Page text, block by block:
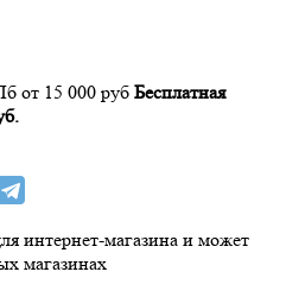
Бесплатная
интернет-магазина и может
магазинах